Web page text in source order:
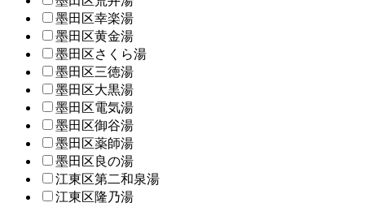
墨田区幸楽湯
墨田区黄金湯
墨田区さくら湯
墨田区三徳湯
墨田区大黒湯
墨田区電気湯
墨田区御谷湯
墨田区薬師湯
墨田区良の湯
江東区第二和泉湯
江東区隆乃湯